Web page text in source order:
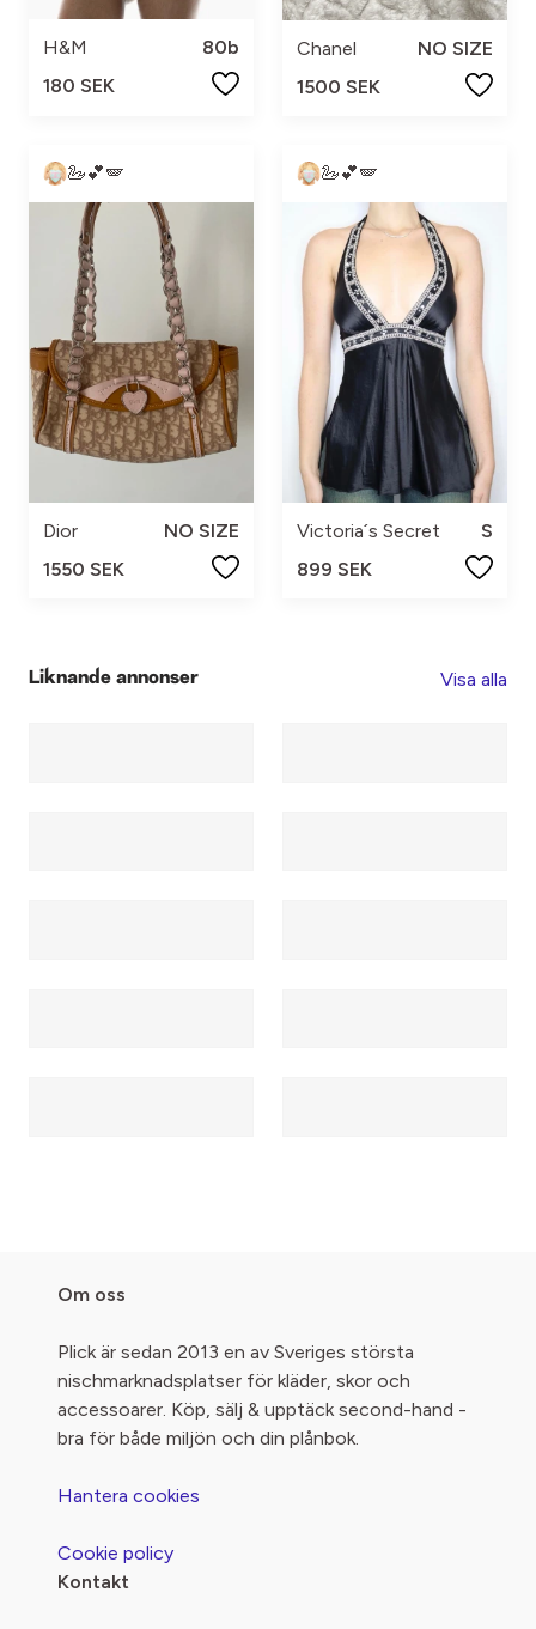
H&M
80b
180 SEK
Chanel
NO SIZE
1500 SEK
🦢💕🪽
Dior
NO SIZE
1550 SEK
🦢💕🪽
Victoria´s Secret
S
899 SEK
Liknande annonser Visa alla
Om oss
Plick är sedan 2013 en av Sveriges största
nischmarknadsplatser för kläder, skor och
accessoarer. Köp, sälj & upptäck second-hand -
bra för både miljön och din plånbok.
Hantera cookies
Cookie policy
Kontakt